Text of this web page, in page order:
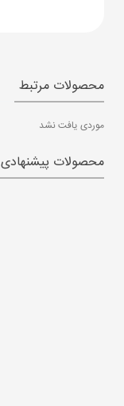
محصولات مرتبط
موردی یافت نشد
محصولات پیشنهادی